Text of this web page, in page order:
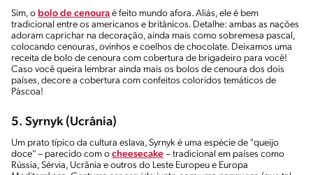
Sim, o bolo de cenoura é feito mundo afora. Aliás, ele é bem
tradicional entre os americanos e britânicos. Detalhe: ambas as nações
adoram caprichar na decoração, ainda mais como sobremesa pascal,
colocando cenouras, ovinhos e coelhos de chocolate. Deixamos uma
receita de bolo de cenoura com cobertura de brigadeiro para você!
Caso você queira lembrar ainda mais os bolos de cenoura dos dois
países, decore a cobertura com confeitos coloridos temáticos de
Páscoa!
5. Syrnyk (Ucrânia)
Um prato típico da cultura eslava, Syrnyk é uma espécie de "queijo
doce” – parecido com o cheesecake – tradicional em países como
Rússia, Sérvia, Ucrânia e outros do Leste Europeu e Europa